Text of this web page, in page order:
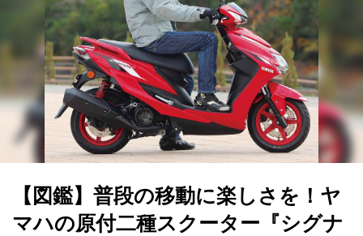
【図鑑】普段の移動に楽しさを！ヤ
マハの原付二種スクーター『シグナ